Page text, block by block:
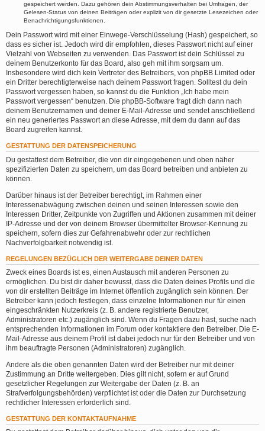
gespeichert werden. Dazu gehören dein Abstimmungsverhalten bei Umfragen, der
Gelesen-Status von deinen Beiträgen oder explizit von dir gesetzte Lesezeichen oder
Benachrichtigungsfunktionen.
Dein Passwort wird mit einer Einwege-Verschlüsselung (Hash) gespeichert, so
dass es sicher ist. Jedoch wird dir empfohlen, dieses Passwort nicht auf einer
Vielzahl von Webseiten zu verwenden. Das Passwort ist dein Schlüssel zu
deinem Benutzerkonto für das Board, also geh mit ihm sorgsam um.
Insbesondere wird dich kein Vertreter des Betreibers, von phpBB Limited oder
ein Dritter berechtigterweise nach deinem Passwort fragen. Solltest du dein
Passwort vergessen haben, so kannst du die Funktion „Ich habe mein
Passwort vergessen“ benutzen. Die phpBB-Software fragt dich dann nach
deinem Benutzernamen und deiner E-Mail-Adresse und sendet anschließend
ein neu generiertes Passwort an diese Adresse, mit dem du dann auf das
Board zugreifen kannst.
GESTATTUNG DER DATENSPEICHERUNG
Du gestattest dem Betreiber, die von dir eingegebenen und oben näher
spezifizierten Daten zu speichern, um das Board betreiben und anbieten zu
können.
Darüber hinaus ist der Betreiber berechtigt, im Rahmen einer
Interessenabwägung zwischen deinen und seinen Interessen sowie den
Interessen Dritter, Zeitpunkte von Zugriffen und Aktionen zusammen mit deiner
IP-Adresse und der von deinem Browser übermittelter Browser-Kennung zu
speichern, sofern dies zur Gefahrenabwehr oder zur rechtlichen
Nachverfolgbarkeit notwendig ist.
REGELUNGEN BEZÜGLICH DER WEITERGABE DEINER DATEN
Zweck eines Boards ist es, einen Austausch mit anderen Personen zu
ermöglichen. Du bist dir daher bewusst, dass die Daten deines Profils und die
von dir erstellten Beiträge im Internet öffentlich zugänglich sein können. Der
Betreiber kann jedoch festlegen, dass einzelne Informationen nur für einen
eingeschränkten Nutzerkreis (z. B. andere registrierte Benutzer,
Administratoren etc.) zugänglich sind. Wenn du Fragen dazu hast, suche nach
entsprechenden Informationen im Forum oder kontaktiere den Betreiber. Die E-
Mail-Adresse aus deinem Profil ist dabei jedoch nur für den Betreiber und von
ihm beauftragte Personen (Administratoren) zugänglich.
Andere als die oben genannten Daten wird der Betreiber nur mit deiner
Zustimmung an Dritte weitergeben. Dies gilt nicht, sofern er auf Grund
gesetzlicher Regelungen zur Weitergabe der Daten (z. B. an
Strafverfolgungsbehörden) verpflichtet ist oder die Daten zur Durchsetzung
rechtlicher Interessen erforderlich sind.
GESTATTUNG DER KONTAKTAUFNAHME